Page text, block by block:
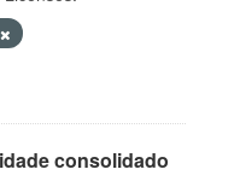
consolidado